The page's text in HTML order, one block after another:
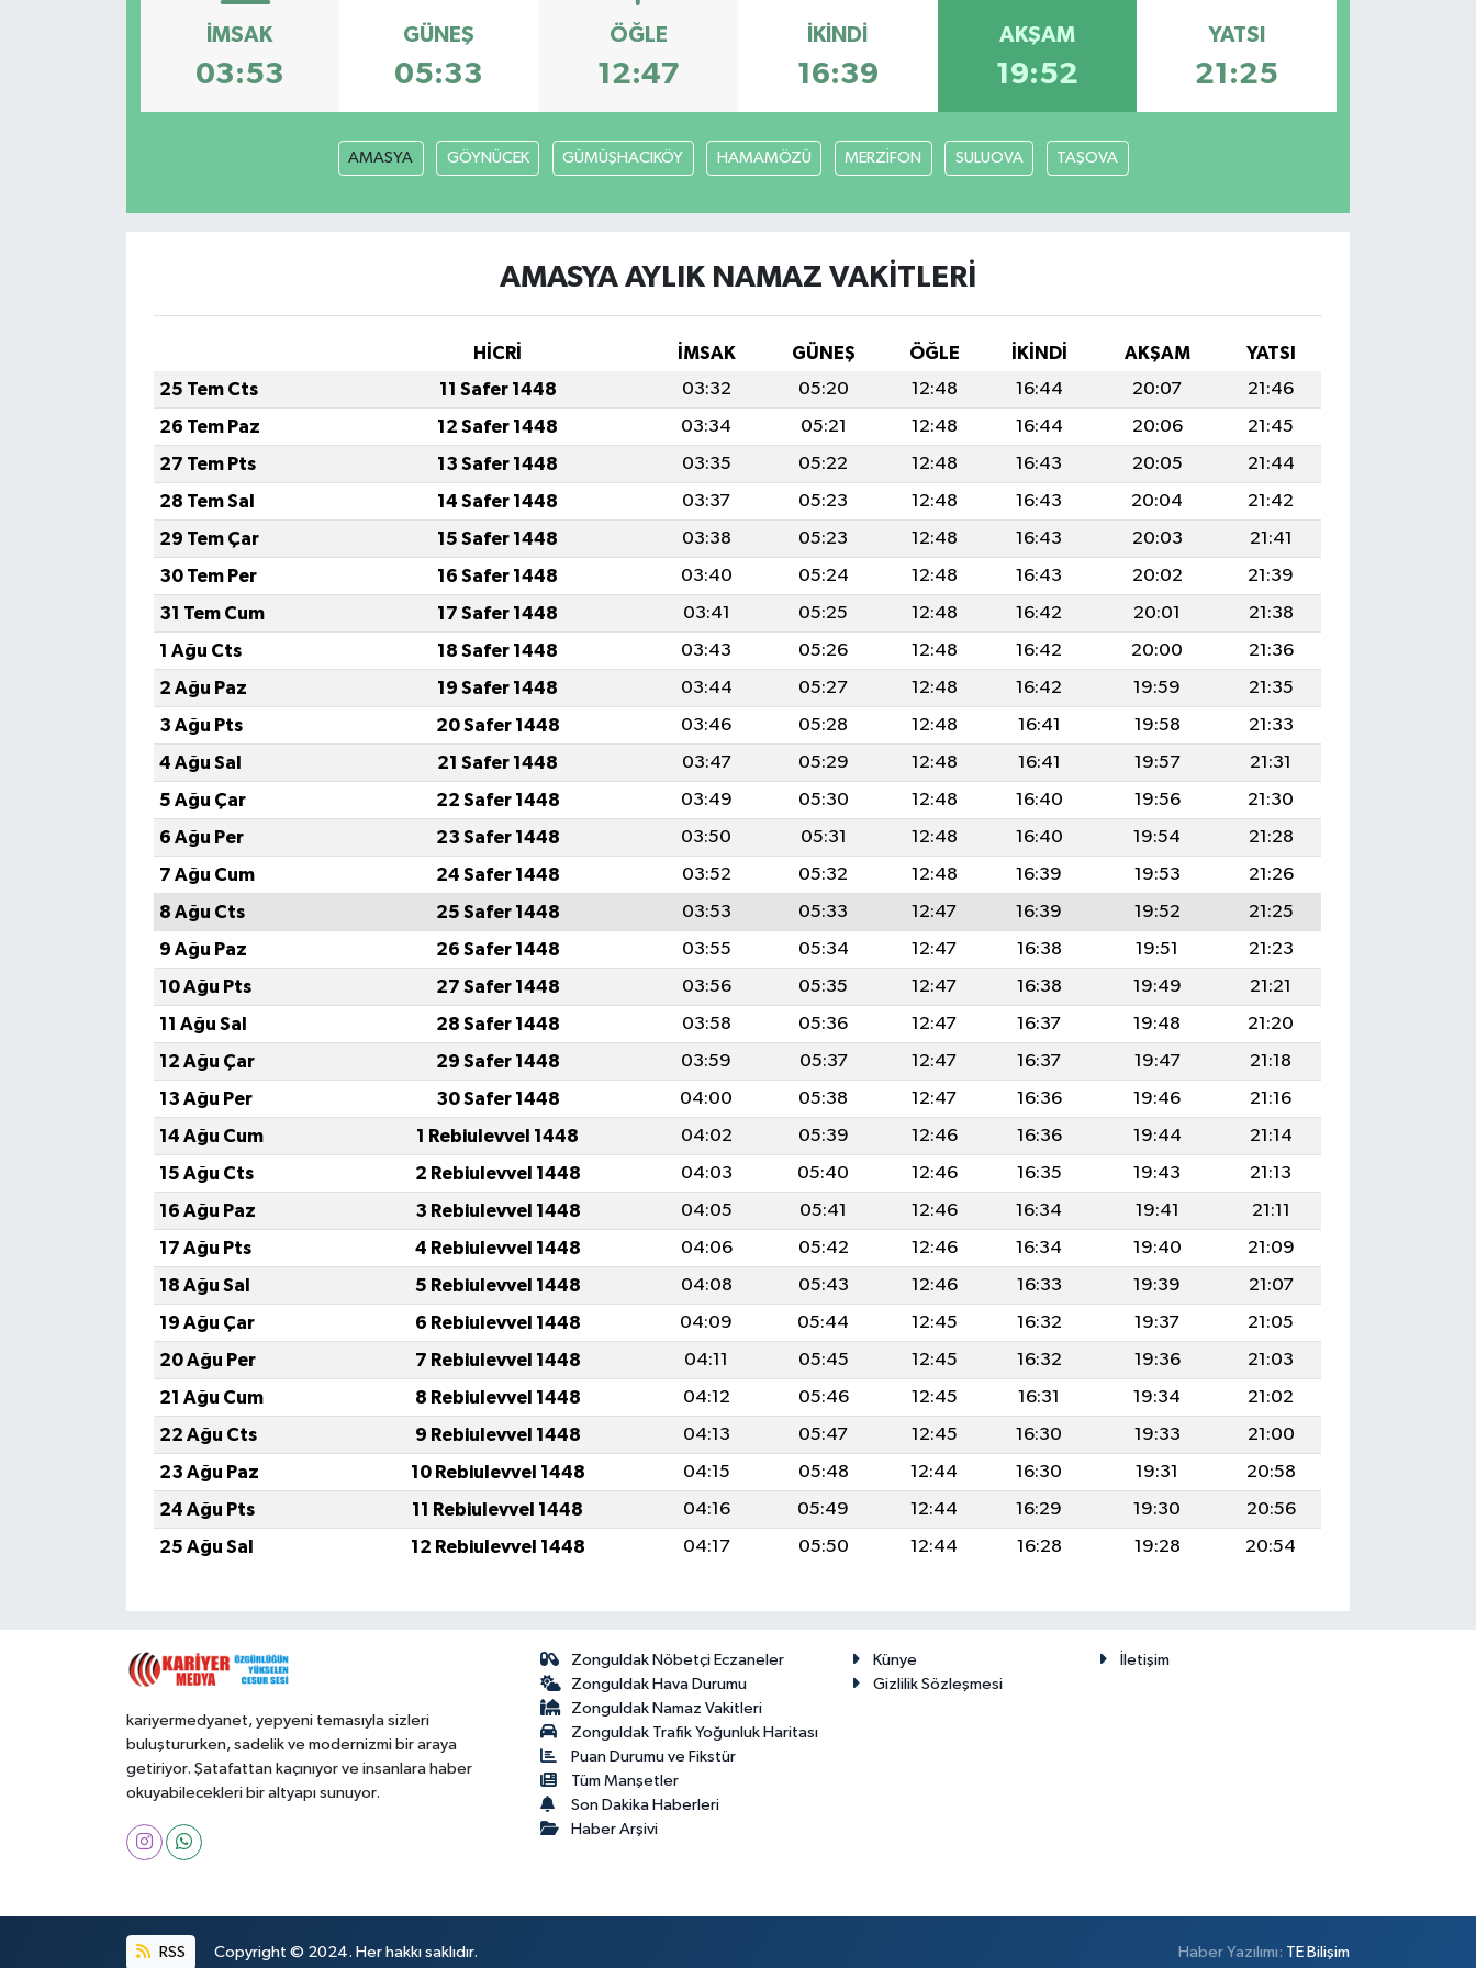
İMSAK
03:53
GÜNEŞ
05:33
ÖĞLE
12:47
İKINDI
16:39
AKŞAM
19:52
YATSI
21:25
AMASYA GÖYNÜCEK GÜMÜŞHACIKÖY HAMAMÖZÜ MERZİFON SULUOVA TAŞOVA
AMASYA AYLIK NAMAZ VAKITLERI
HİCRİ İMSAK GÜNEŞ ÖĞLE İKINDI AKŞAM
YATSI
25 Tem Cts
11 Safer 1448 03:32 05:20 12:48 16:44 20:07
21:46
26 Tem Paz
12 Safer 1448 03:34 05:21 12:48 16:44 20:06
21:45
27 Tem Pts
13 Safer 1448 03:35 05:22 12:48 16:43 20:05
21:44
28 Tem Sal
14 Safer 1448 03:37 05:23 12:48 16:43 20:04
21:42
29 Tem Çar
15 Safer 1448 03:38 05:23 12:48 16:43 20:03
21:41
30 Tem Per
16 Safer 1448 03:40 05:24 12:48 16:43 20:02
21:39
31 Tem Cum
17 Safer 1448 03:41 05:25 12:48 16:42 20:01
21:38
1 Ağu Cts
18 Safer 1448 03:43 05:26 12:48 16:42 20:00
21:36
2 Ağu Paz
19 Safer 1448 03:44 05:27 12:48 16:42 19:59
21:35
3 Ağu Pts
20 Safer 1448 03:46 05:28 12:48 16:41 19:58
21:33
4 Ağu Sal
21 Safer 1448 03:47 05:29 12:48 16:41 19:57
21:31
5 Ağu Çar
22 Safer 1448 03:49 05:30 12:48 16:40 19:56
21:30
6 Ağu Per
23 Safer 1448 03:50 05:31 12:48 16:40 19:54
21:28
7 Ağu Cum
24 Safer 1448 03:52 05:32 12:48 16:39 19:53
21:26
8 Ağu Cts
25 Safer 1448 03:53 05:33 12:47 16:39 19:52
21:25
9 Ağu Paz
26 Safer 1448 03:55 05:34 12:47 16:38 19:51
21:23
10 Ağu Pts
27 Safer 1448 03:56 05:35 12:47 16:38 19:49
21:21
11 Ağu Sal
28 Safer 1448 03:58 05:36 12:47 16:37 19:48
21:20
12 Ağu Çar
29 Safer 1448 03:59 05:37 12:47 16:37 19:47
21:18
13 Ağu Per
30 Safer 1448 04:00 05:38 12:47 16:36 19:46
21:16
14 Ağu Cum
1 Rebiulevvel 1448 04:02 05:39 12:46 16:36 19:44
21:14
15 Ağu Cts
2 Rebiulevvel 1448 04:03 05:40 12:46 16:35 19:43
21:13
16 Ağu Paz
3 Rebiulevvel 1448 04:05 05:41 12:46 16:34 19:41
21:11
17 Ağu Pts
4 Rebiulevvel 1448 04:06 05:42 12:46 16:34 19:40
21:09
18 Ağu Sal
5 Rebiulevvel 1448 04:08 05:43 12:46 16:33 19:39
21:07
19 Ağu Çar
6 Rebiulevvel 1448 04:09 05:44 12:45 16:32 19:37
21:05
20 Ağu Per
7 Rebiulevvel 1448 04:11 05:45 12:45 16:32 19:36
21:03
21 Ağu Cum
8 Rebiulevvel 1448 04:12 05:46 12:45 16:31 19:34
21:02
22 Ağu Cts
9 Rebiulevvel 1448 04:13 05:47 12:45 16:30 19:33
21:00
23 Ağu Paz
10 Rebiulevvel 1448 04:15 05:48 12:44 16:30 19:31
20:58
24 Ağu Pts
11 Rebiulevvel 1448 04:16 05:49 12:44 16:29 19:30
20:56
25 Ağu Sal
12 Rebiulevvel 1448 04:17 05:50 12:44 16:28 19:28 20:54
kariyermedyanet, yepyeni temasıyla sizleri
buluştururken, sadelik ve modernizmi bir araya
getiriyor. Şatafattan kaçınıyor ve insanlara haber
okuyabilecekleri bir altyapı sunuyor.
Zonguldak Nöbetçi Eczaneler
Zonguldak Hava Durumu
Zonguldak Namaz Vakitleri
Zonguldak Trafik Yoğunluk Haritası
Puan Durumu ve Fikstür
Tüm Manşetler
Son Dakika Haberleri
Haber Arşivi
Künye
İletişim
Gizlilik Sözleşmesi
RSS Copyright © 2024. Her hakkı saklıdır. Haber Yazılımı: TE Bilişim